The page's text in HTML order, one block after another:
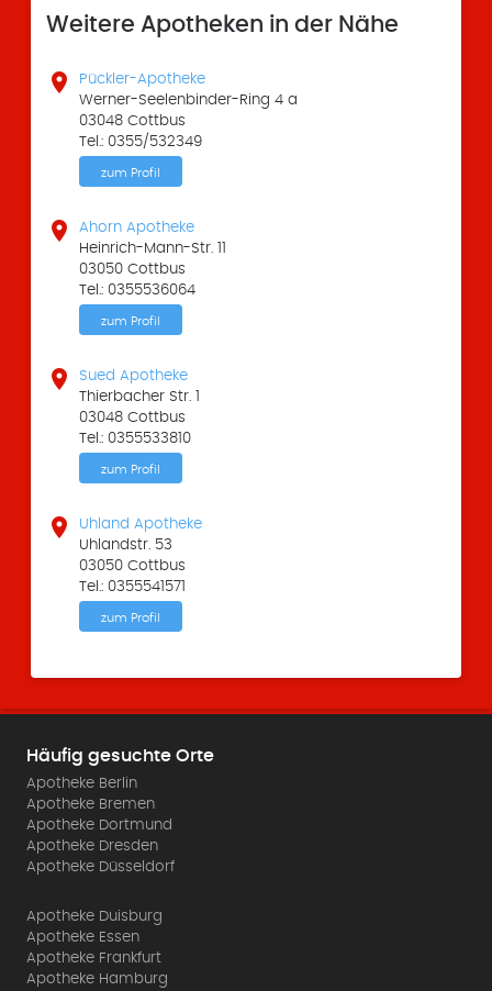
Weitere Apotheken in der Nähe

Pückler-Apotheke
Werner-Seelenbinder-Ring 4 a
03048 Cottbus
Tel.: 0355/532349
zum Profil

Ahorn Apotheke
Heinrich-Mann-Str. 11
03050 Cottbus
Tel.: 0355536064
zum Profil

Sued Apotheke
Thierbacher Str. 1
03048 Cottbus
Tel.: 0355533810
zum Profil

Uhland Apotheke
Uhlandstr. 53
03050 Cottbus
Tel.: 0355541571
zum Profil
Häufig gesuchte Orte
Apotheke Berlin
Apotheke Bremen
Apotheke Dortmund
Apotheke Dresden
Apotheke Düsseldorf
Apotheke Duisburg
Apotheke Essen
Apotheke Frankfurt
Apotheke Hamburg